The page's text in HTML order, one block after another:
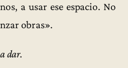
a usar ese espacio. No
obras».
dar.